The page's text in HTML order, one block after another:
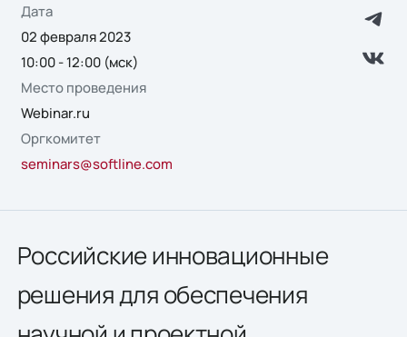
Дата
02 февраля 2023
10:00 - 12:00 (мск)
Место проведения
Webinar.ru
Оргкомитет
seminars@softline.com
Российские инновационные
решения для обеспечения